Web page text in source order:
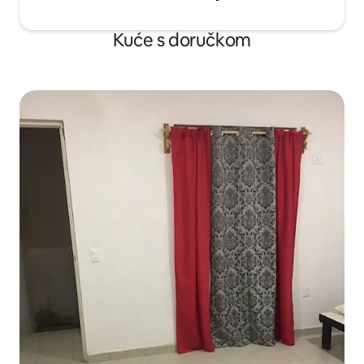
krevet. Četvrta spavaća soba nalazi se
ispod bazena i ima zaseban privatni ulaz.
bračni krevet. Vila ima sobaricu i kuhara.
Cijena je uključena u ukupnu cijenu
najma. Pripremit će do dva obroka
dnevno 6 dana u tjednu. Nedjeljom i
meksičkim državnim praznicima nema
opuštajući odmor. Odabirete iz jelovnika
Villa Rosa za dva obroka dnevno, a oni će
vam kupovati kad im date novac.
Možete naručiti što god želite, ali stavke
jelovnika iznimno su dobre. Klijenti
oduševljavaju Carlosovim kuhanjem. Moji
favoriti su tequila tuna i jastog s roštilja.
Moji favoriti za doručak su francuski tost
i huevos rancheros. Zamolite Carlosa da
vam napravi margaritu od manga.
Isprobajte njegovu meksičku svinjetinu
(carnitas) na tvrdo pecivo sa svojim vrlo
Kuće s doručkom